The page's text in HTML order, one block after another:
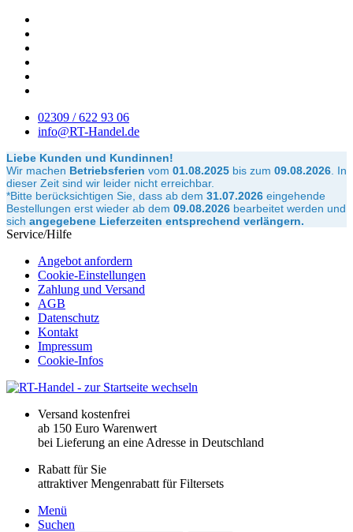
02309 / 622 93 06
info@RT-Handel.de
Liebe Kunden und Kundinnen!
Wir machen Betriebsferien vom 01.08.2025 bis zum 09.08.2026 In
dieser Zeit sind wir leider nicht erreichbar.
*Bitte berücksichtigen Sie, dass ab dem 31.07.2026 eingehende
Bestellungen erst wieder ab dem 09.08.2026 bearbeitet werden und
sich angegebene Lieferzeiten entsprechend verlängern.
Service/Hilfe
Angebot anfordern
Cookie-Einstellungen
Zahlung und Versand
AGB
Datenschutz
Kontakt
Impressum
Cookie-Infos
Versand kostenfrei
ab 150 Euro Warenwert
bei Lieferung an eine Adresse in Deutschland
Rabatt für Sie
attraktiver Mengenrabatt für Filtersets
Menü
Suchen